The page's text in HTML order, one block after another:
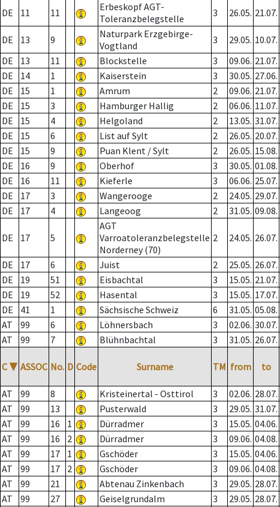
DE 11 11
Erbeskopf AGT-
Toleranzbelegstelle
3 26.05. 21.07.
DE 13 9
Naturpark Erzgebirge-
Vogtland
3 29.05. 10.07.
DE
13 11 Blockstelle 3 09.06. 21.07.
DE
14 1 Kaiserstein 3 30.05. 27.06.
DE
15 1 Amrum 2 09.06. 21.07.
DE
15 3 Hamburger Hallig 2 06.06. 11.07.
DE
15 4 Helgoland 2 13.05. 31.07.
DE
15 6 List auf Sylt 2 26.05. 20.07.
DE
15 9 Puan Klent / Sylt 2 26.05. 15.08.
DE
16 9 Oberhof 3 30.05. 01.08.
DE
16 11 Kieferle 3 06.06. 25.07.
DE
17 3 Wangerooge 2 24.05. 29.07.
DE
17 4 Langeoog 2 31.05. 09.08.
DE 17 5
AGT
Varroatoleranzbelegstelle
Norderney (70)
2 24.05. 26.07.
DE 17 6 Juist 2 25.05. 26.07.
DE
19 51 Eisbachtal 3 15.05. 21.07.
DE
19 52 Hasental 3 15.05. 17.07.
DE
41 1 Sächsische Schweiz 6 31.05. 05.08.
AT
99 6 Löhnersbach 3 02.06. 30.07.
AT
99 7 Blühnbachtal 3 31.05. 26.07.
C ▼ ASSOC No. D Code Surname TM from to
AT
99 8 Kristeinertal - Osttirol 3 02.06. 28.07.
AT
99 13 Pusterwald 3 29.05. 31.07.
AT
99 16 1 Dürradmer 3 15.05. 04.06.
AT
99 16 2 Dürradmer 3 09.06. 04.08.
AT
99 17 1 Gschöder 3 15.05. 04.06.
AT
99 17 2 Gschöder 3 09.06. 04.08.
AT
99 21 Abtenau Zinkenbach 3 29.05. 28.07.
AT
99 27 Geiselgrundalm 3 29.05. 28.07.